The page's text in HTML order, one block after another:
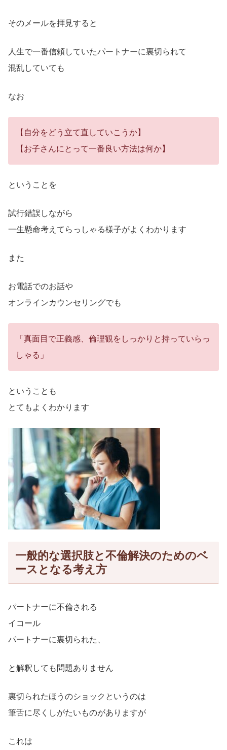
そのメールを拝見すると
人生で一番信頼していたパートナーに裏切られて
混乱していても
なお
【自分をどう立て直していこうか】
【お子さんにとって一番良い方法は何か】
ということを
試行錯誤しながら
一生懸命考えてらっしゃる様子がよくわかります
また
お電話でのお話や
オンラインカウンセリングでも
「真面目で正義感、倫理観をしっかりと持っていらっ
しゃる」
ということも
とてもよくわかります
一般的な選択肢と不倫解決のためのベ
ースとなる考え方
パートナーに不倫される
イコール
パートナーに裏切られた、
と解釈しても問題ありません
裏切られたほうのショックというのは
筆舌に尽くしがたいものがありますが
これは